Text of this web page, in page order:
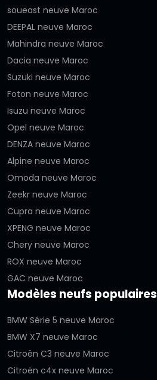
soueast neuve Maroc
DEEPAL neuve Maroc
Mahindra neuve Maroc
Dacia neuve Maroc
Suzuki neuve Maroc
Foton neuve Maroc
Isuzu neuve Maroc
Opel neuve Maroc
DENZA neuve Maroc
Alpine neuve Maroc
Omoda neuve Maroc
Zeekr neuve Maroc
Cupra neuve Maroc
XPENG neuve Maroc
Chery neuve Maroc
ROX neuve Maroc
GAC neuve Maroc
Modèles neufs populaires
BMW Série 5 neuve Maroc
BMW X7 neuve Maroc
Citroën C3 neuve Maroc
Citroën c4x neuve Maroc